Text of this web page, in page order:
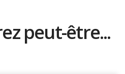
peut-être...